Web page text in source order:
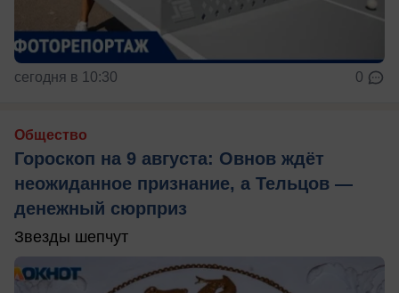
сегодня в 10:30 0
Общество
Гороскоп на 9 августа: Овнов ждёт
неожиданное признание, а Тельцов —
денежный сюрприз
Звезды шепчут